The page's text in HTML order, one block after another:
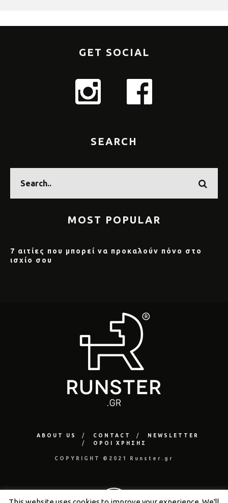
GET SOCIAL
SEARCH
MOST POPULAR
7 αιτίες που μπορεί να προκαλούν πόνο στο
ισχίο σου
ABOUT US CONTACT
NEWSLETTER
ΟΡΟΙ ΧΡΗΣΗΣ
COPYRIGHT ©2021 Runster.gr